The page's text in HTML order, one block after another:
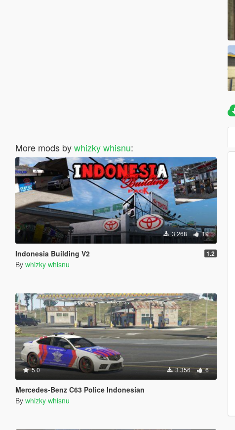
More mods bywhizky whisnu:
3 268 19
Indonesia Building V2 1.2
By whizky whisnu
5.0 3 356 6
Mercedes-Benz C63 Police Indonesian
By whizky whisnu